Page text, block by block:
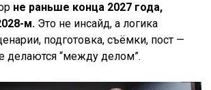
не раньше конца 2027 года,
м. Это не инсайд, а логика
подготовка, съёмки, пост —
делаются “между делом”.